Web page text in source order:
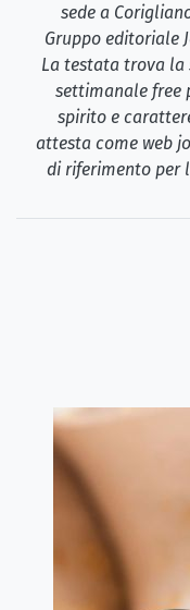
sede a
Gruppo editoriale
La testata trova la
settimanale free
spirito e
attesta come web
di riferimento per